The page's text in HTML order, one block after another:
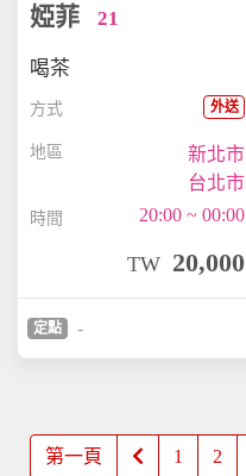
婭菲21
喝茶
方式 外送
地區
新北市
台北市
時間 20:00 ~ 00:00
TW 20,000
定點 -
第一頁 1 2